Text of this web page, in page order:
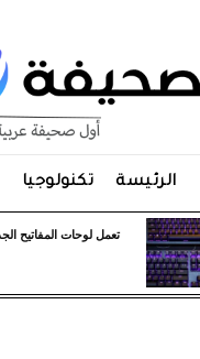
الرئيسة تكنولوجيا